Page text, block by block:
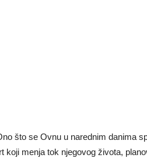
što se Ovnu u narednim danima
koji menja tok njegovog života,